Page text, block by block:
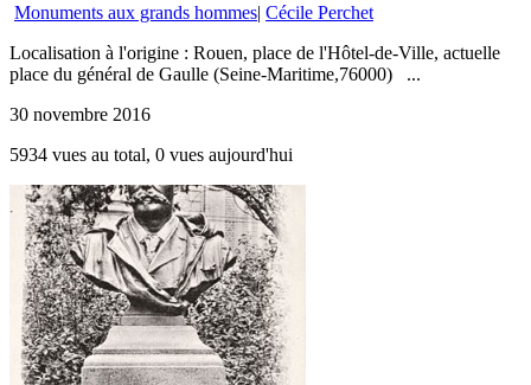
Monuments aux grands hommes| Cécile Perchet
Localisation à l'origine : Rouen, place de l'Hôtel-de-Ville, actuelle
place du général de Gaulle (Seine-Maritime,76000) ...
30 novembre 2016
5934 vues au total, 0 vues aujourd'hui